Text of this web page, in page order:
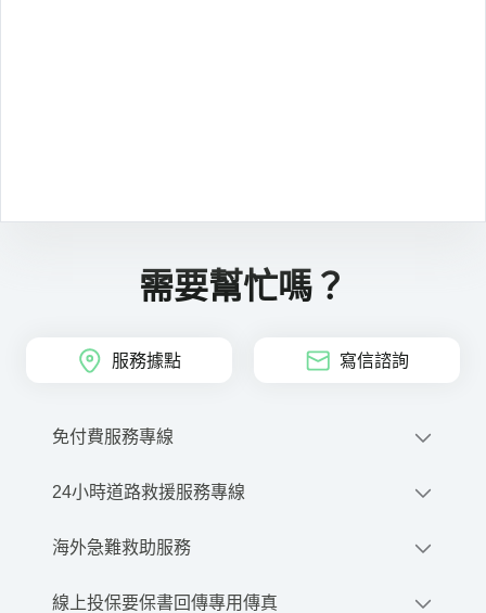
需要幫忙嗎？
服務據點 寫信諮詢
免付費服務專線
0800-212-880
撥打網路電話
商品、投保與理賠等諮詢服務
24小時道路救援服務專線
0800-020-345
線上申請道路救援
海外急難救助服務
+886-2-2755-1258
線上投保要保書回傳專用傳真